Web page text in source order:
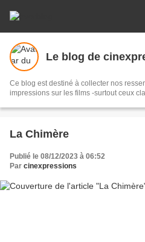
Le blog de
Ce blog est destiné à collecter nos
impressions sur les films -surtout ceux
La Chimère
Publié le 08/12/2023 à 06:52
Par cinexpressions